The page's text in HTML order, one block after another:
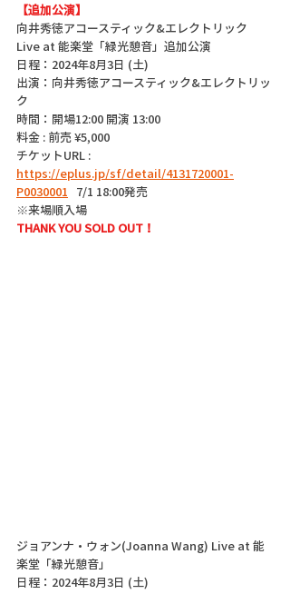
【追加公演】
向井秀徳アコースティック&エレクトリック
Live at 能楽堂「緑光憩音」追加公演
日程：2024年8月3日 (土)
出演：向井秀徳アコースティック&エレクトリッ
ク
時間：開場12:00 開演 13:00
料金 : 前売 ¥5,000
チケットURL :
https://eplus.jp/sf/detail/4131720001-
P0030001
   7/1 18:00発売
※来場順入場
THANK YOU SOLD OUT！
ジョアンナ・ウォン(Joanna Wang) Live at 能
楽堂「緑光憩音」
日程：2024年8月3日 (土)